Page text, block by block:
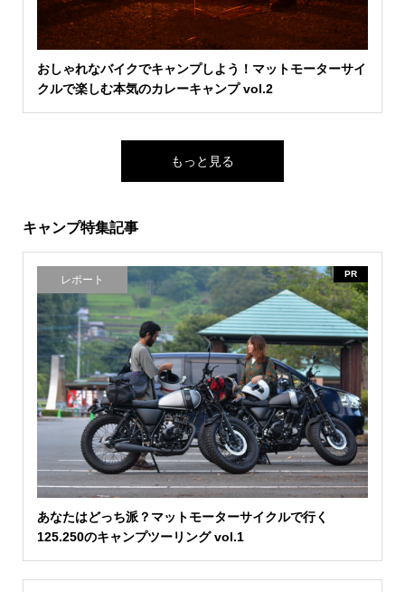
おしゃれなバイクでキャンプしよう！マットモーターサイ
クルで楽しむ本気のカレーキャンプ vol.2
もっと見る
キャンプ特集記事
レポート PR
あなたはどっち派？マットモーターサイクルで行く
125.250のキャンプツーリング vol.1